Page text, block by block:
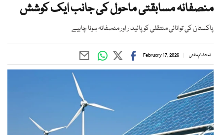
منصفانہ مسابقتی ماحول کی جانب ایک کوشش
پاکستان کی توانائی منتقلی کو پائیدار اور منصفانہ ہونا چاہیے
احتشام مفتی February 17, 2026